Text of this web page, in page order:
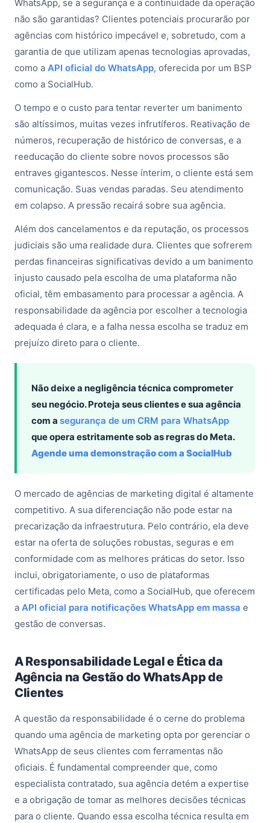
WhatsApp, se a segurança e a continuidade da operação
não são garantidas? Clientes potenciais procurarão por
agências com histórico impecável e, sobretudo, com a
garantia de que utilizam apenas tecnologias aprovadas,
como a API oficial do WhatsApp, oferecida por um BSP
como a SocialHub.
O tempo e o custo para tentar reverter um banimento
são altíssimos, muitas vezes infrutíferos. Reativação de
números, recuperação de histórico de conversas, e a
reeducação do cliente sobre novos processos são
entraves gigantescos. Nesse ínterim, o cliente está sem
comunicação. Suas vendas paradas. Seu atendimento
em colapso. A pressão recairá sobre sua agência.
Além dos cancelamentos e da reputação, os processos
judiciais são uma realidade dura. Clientes que sofrerem
perdas financeiras significativas devido a um banimento
injusto causado pela escolha de uma plataforma não
oficial, têm embasamento para processar a agência. A
responsabilidade da agência por escolher a tecnologia
adequada é clara, e a falha nessa escolha se traduz em
prejuízo direto para o cliente.
Não deixe a negligência técnica comprometer
seu negócio. Proteja seus clientes e sua agência
com a segurança de um CRM para WhatsApp
que opera estritamente sob as regras do Meta.
Agende uma demonstração com a SocialHub
O mercado de agências de marketing digital é altamente
competitivo. A sua diferenciação não pode estar na
precarização da infraestrutura. Pelo contrário, ela deve
estar na oferta de soluções robustas, seguras e em
conformidade com as melhores práticas do setor. Isso
inclui, obrigatoriamente, o uso de plataformas
certificadas pelo Meta, como a SocialHub, que oferecem
a API oficial para notificações WhatsApp em massa e
gestão de conversas.
A Responsabilidade Legal e Ética da
Agência na Gestão do WhatsApp de
Clientes
A questão da responsabilidade é o cerne do problema
quando uma agência de marketing opta por gerenciar o
WhatsApp de seus clientes com ferramentas não
oficiais. É fundamental compreender que, como
especialista contratado, sua agência detém a expertise
e a obrigação de tomar as melhores decisões técnicas
para o cliente. Quando essa escolha técnica resulta em